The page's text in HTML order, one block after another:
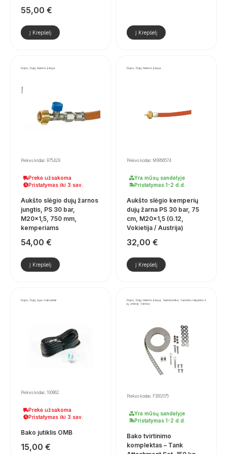
55,00 €
Į Krepšelį Į Krepšelį
Dujos, Dujų tiekimo įranga
Prekės kodas: R75428
Prekė užsakoma
Pristatymas iki 3 sav.
Aukšto slėgio dujų žarnos
jungtis, PS 30 bar,
M20×1,5, 750 mm,
kemperiams
54,00 €
Į Krepšelį
Dujos, Dujų tiekimo įranga
Prekės kodas: M9956574
Yra mūsų sandėlyje
Pristatymas 1-2 d.d.
Aukšto slėgio kemperių
dujų žarna PS 30 bar, 75
cm, M20x1,5 (G.12,
Vokietija / Austrija)
32,00 €
Į Krepšelį
Dujos, Dujų lygio matuokliai
Prekės kodas: 100862
Prekė užsakoma
Pristatymas iki 3 sav.
Bako jutiklis OMB
15,00 €
Dujos, Dujų tiekimo įranga, Santechnika, Vandens talpyklos ir
jų priedai, Vanduo
Prekės kodas: F300/075
Yra mūsų sandėlyje
Pristatymas 1-2 d.d.
Bako tvirtinimo
komplektas – Tank